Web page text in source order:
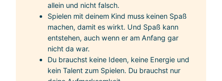
allein und nicht falsch.
Spielen mit deinem Kind muss keinen Spaß
machen, damit es wirkt. Und Spaß kann
entstehen, auch wenn er am Anfang gar
nicht da war.
Du brauchst keine Ideen, keine Energie und
kein Talent zum Spielen. Du brauchst nur